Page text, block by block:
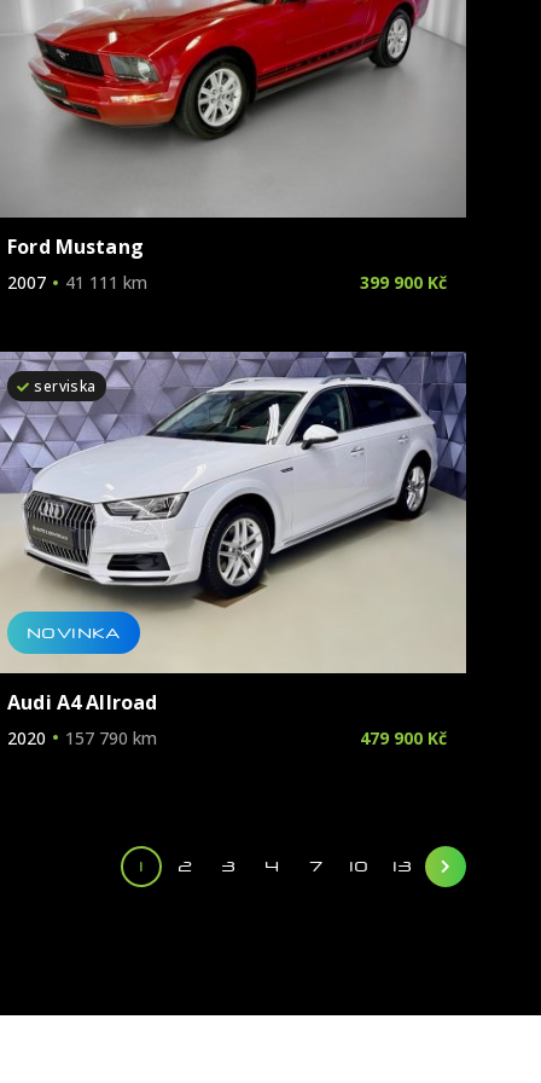
Volkswagen
Volvo
Ford Mustang
2007 41 111 km 399 900 Kč
NOVINKA
serviska
Audi A4 Allroad
2020 157 790 km 479 900 Kč
1 2 3 4 7 10 13